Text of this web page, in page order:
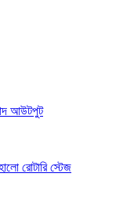
আউটপুট
রোটারি স্টেজ